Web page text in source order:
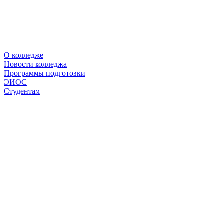
О колледже
Новости колледжа
Программы подготовки
ЭИОС
Студентам